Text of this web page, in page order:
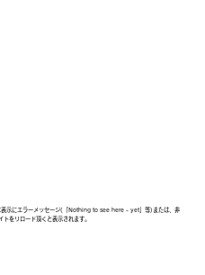
表示にエラーメッセージ(「Nothing to see here - yet」等)または、非
をリロード頂くと表示されます。